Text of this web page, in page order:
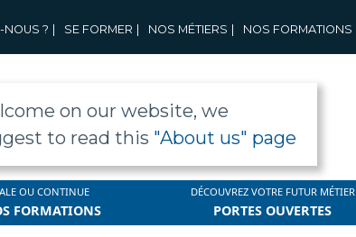
NOUS ? SE FORMER NOS MÉTIERS NOS FORMATIONS
on our website, we
to read this "About us" page
OU CONTINUE
FORMATIONS
DÉCOUVREZ VOTRE FUTUR MÉTIER
PORTES OUVERTES